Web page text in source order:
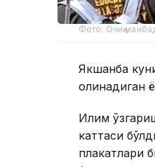
Фото: Очиқ
Якшанба
олинадиган
Иқлим
каттаси
плакатлари